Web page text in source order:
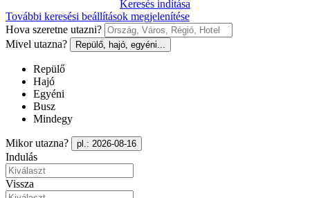
Keresés indítása
További keresési beállítások megjelenítése
Hova szeretne utazni?
Mivel utazna?
Repülő, hajó, egyéni...
Repülő
Hajó
Egyéni
Busz
Mindegy
Mikor utazna? pl.: 2026-08-16
Indulás
Vissza